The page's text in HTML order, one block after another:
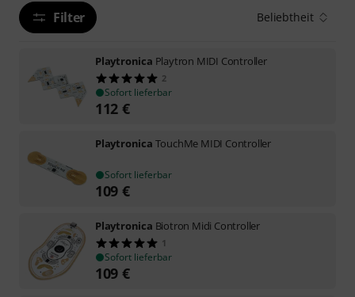
Filter Beliebtheit
Playtronica Playtron MIDI Controller
2
Sofort lieferbar
112 €
Playtronica TouchMe MIDI Controller
Sofort lieferbar
109 €
Playtronica Biotron Midi Controller
1
Sofort lieferbar
109 €